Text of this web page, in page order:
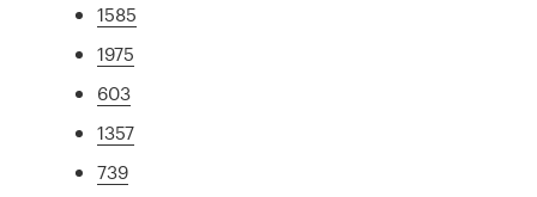
1585
1975
603
1357
739